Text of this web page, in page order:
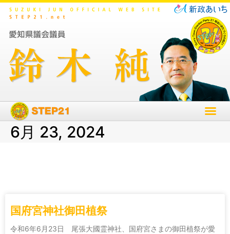
6月 23, 2024
国府宮神社御田植祭
令和6年6月23日 尾張大國霊神社、国府宮さまの御田植祭が愛